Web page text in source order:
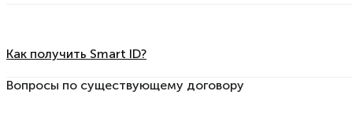
Как получить Smart ID?
Вопросы по существующему договору